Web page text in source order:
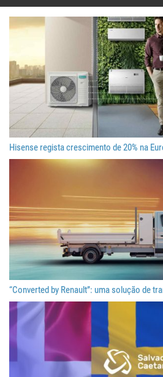
Hisense regista crescimento de 20% na
“Converted by Renault”: uma solução de